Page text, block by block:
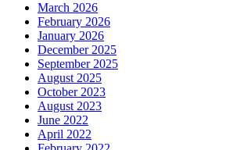
March 2026
February 2026
January 2026
December 2025
September 2025
August 2025
October 2023
August 2023
June 2022
April 2022